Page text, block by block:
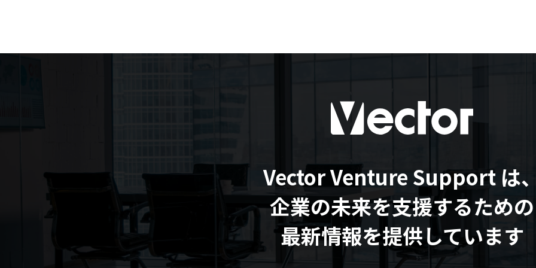
Vector Venture Support は
企業の未来を支援するための
最新情報を提供しています